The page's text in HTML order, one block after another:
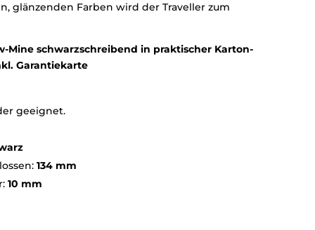
glänzenden Farben wird der Traveller zum
Mine schwarzschreibend in praktischer Karton-
Garantiekarte
geeignet.
134 mm
10 mm